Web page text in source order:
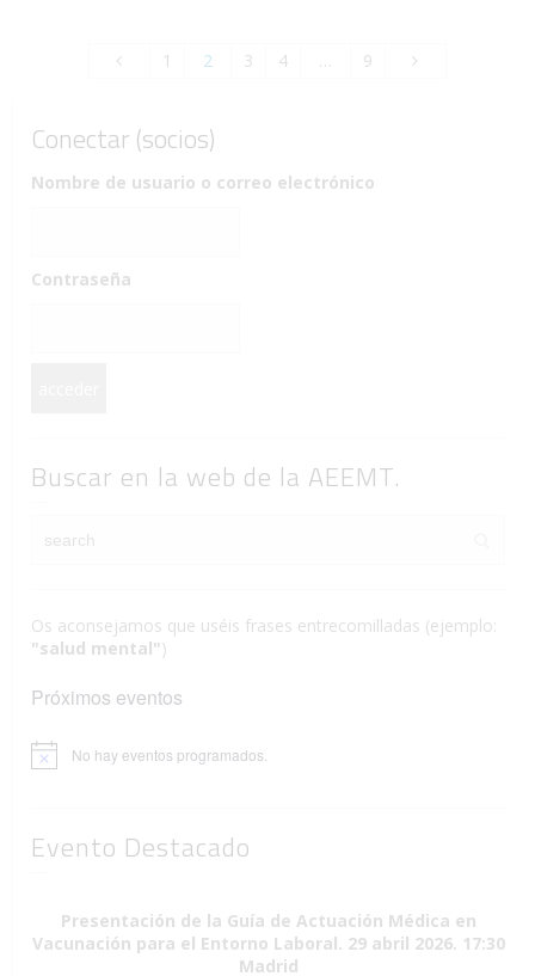
1 2 3 4 … 9
Conectar (socios)
Nombre de usuario o correo electrónico
Contraseña
Buscar en la web de la AEEMT.
Os aconsejamos que uséis frases entrecomilladas (ejemplo:
"salud mental")
Próximos eventos
Aviso No hay eventos programados.
Evento Destacado
Presentación de la Guía de Actuación Médica en
Vacunación para el Entorno Laboral. 29 abril 2026. 17:30
Madrid